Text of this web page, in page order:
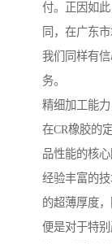
付。正因如
同，在广东
我们同样有
务。
精细加工能
在CR橡胶的
品性能的核
经验丰富的
的超薄厚度
便是对于特